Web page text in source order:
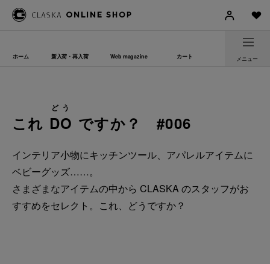
ホーム 新入荷・再入荷 Web magazine カート メニュー
これ DO
どう
ですか？ #006
インテリア小物にキッチンツール、アパレルアイテムに
ベビーグッズ……。
さまざまなアイテムの中から CLASKA のスタッフがお
すすめをセレクト。これ、どうですか？